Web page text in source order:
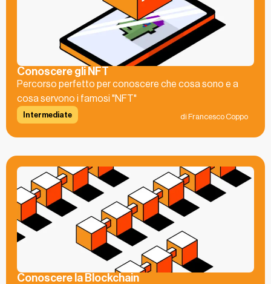
Conoscere gli NFT
Percorso perfetto per conoscere che cosa sono e a
cosa servono i famosi "NFT"
Intermediate di Francesco Coppo
Conoscere la Blockchain